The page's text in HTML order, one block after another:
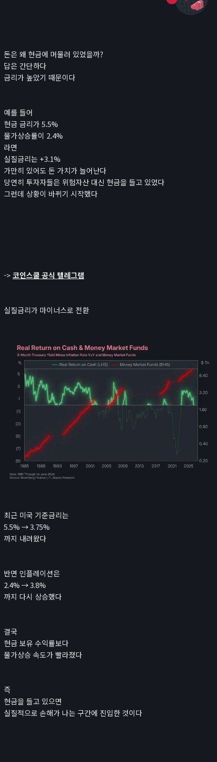
돈은 왜 현금에 머물러 있었을까?
답은 간단하다
금리가 높았기 때문이다
예를 들어
현금 금리가 5.5%
물가상승률이 2.4%
라면
실질금리는 +3.1%
가만히 있어도 돈 가치가 늘어난다
당연히 투자자들은 위험자산 대신 현금을 들고 있었다
그런데 상황이 바뀌기 시작했다
-> 코인스쿨 공식 텔레그램
실질금리가 마이너스로 전환
최근 미국 기준금리는
5.5% → 3.75%
까지 내려왔다
반면 인플레이션은
2.4% → 3.8%
까지 다시 상승했다
결국
현금 보유 수익률보다
물가상승 속도가 빨라졌다
즉
현금을 들고 있으면
실질적으로 손해가 나는 구간에 진입한 것이다